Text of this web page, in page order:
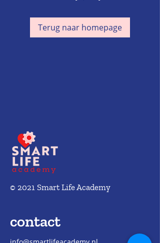
Terug naar homepage
© 2021 Smart Life Academy
contact